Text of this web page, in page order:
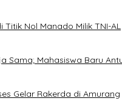
Nol Manado Milik TNI-AL
Sama; Mahasiswa Baru
Gelar Rakerda di Amurang